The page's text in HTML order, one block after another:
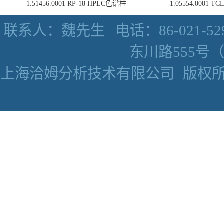
1.51456.0001 RP-18 HPLC色谱柱 1.05554.0001
联系人：魏先生
电话：86-021-
东川路555号
上海洽姆分析技术有限公司
版权